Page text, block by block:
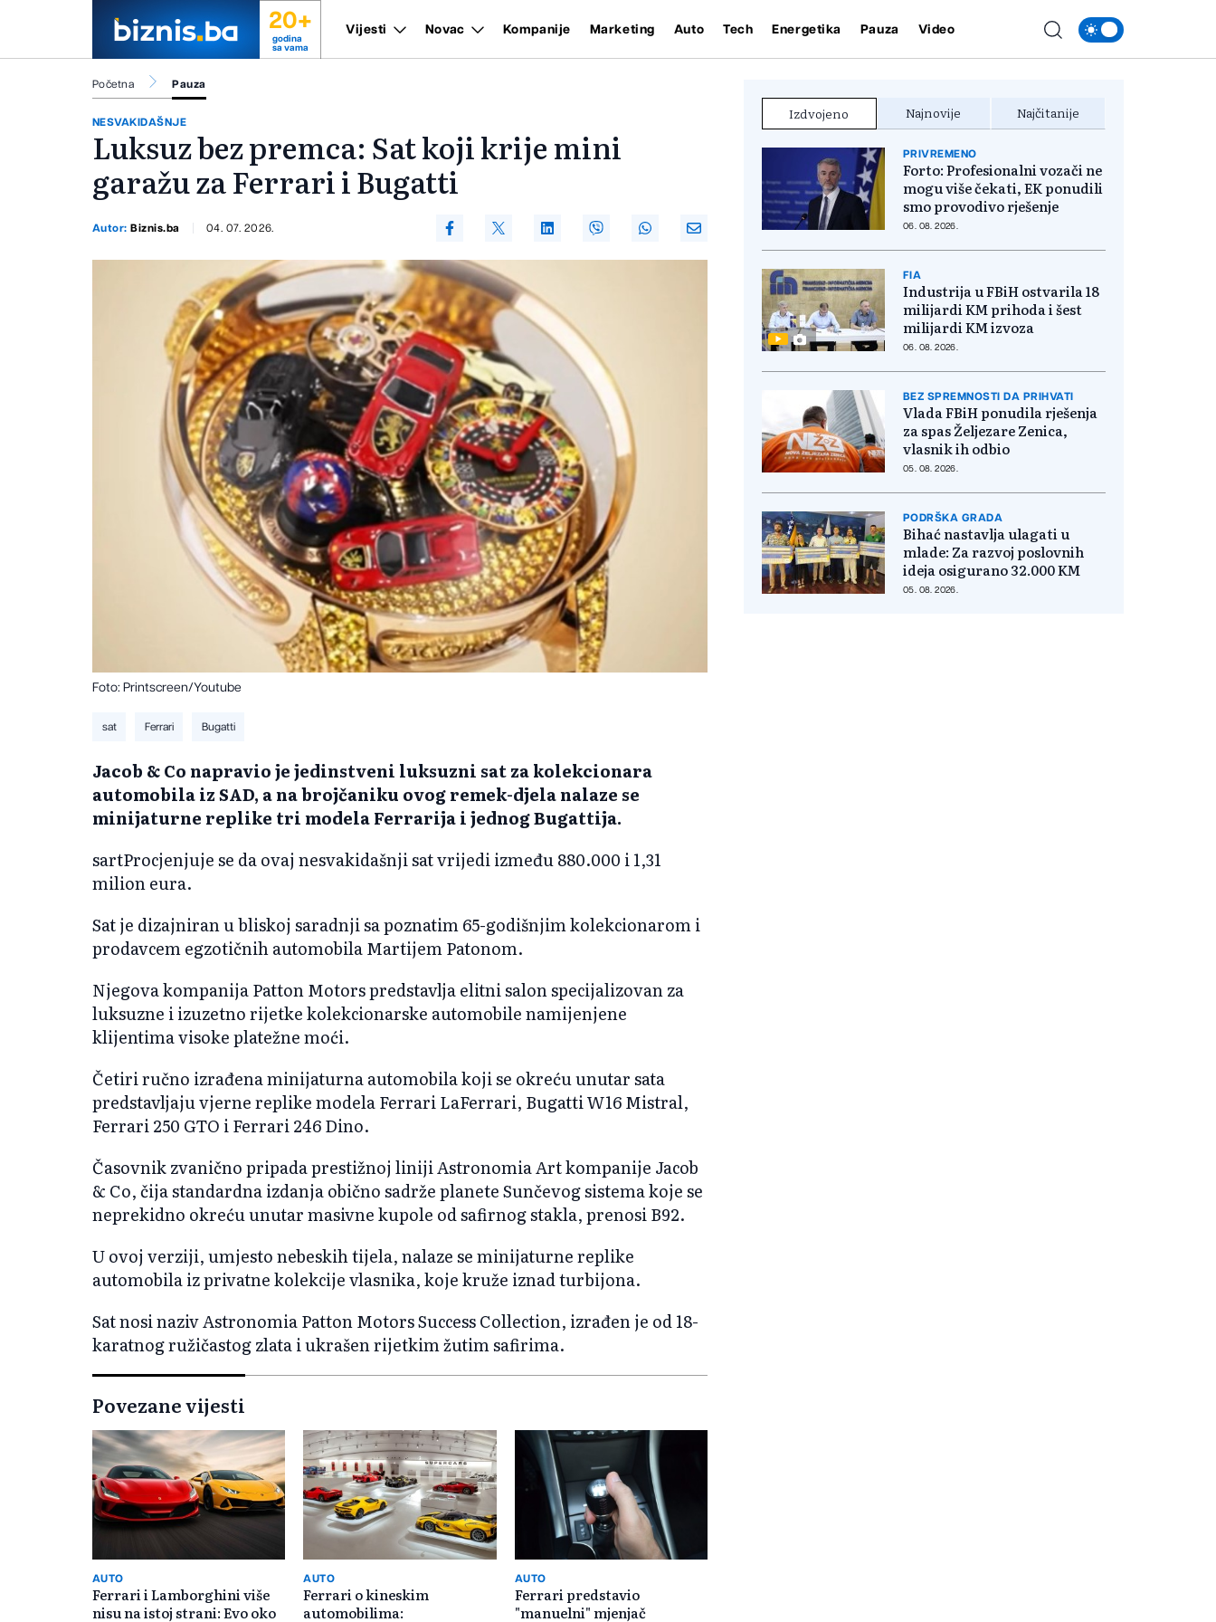
20+
godina
sa vama
Vijesti Novac Kompanije Marketing Auto Tech Energetika Pauza Video
Početna Pauza
NESVAKIDAŠNJE
Luksuz bez premca: Sat koji krije mini
garažu za Ferrari i Bugatti
Autor:Biznis.ba 04. 07. 2026.
Foto: Printscreen/Youtube
sat Ferrari Bugatti
Jacob & Co napravio je jedinstveni luksuzni sat za kolekcionara
automobila iz SAD, a na brojčaniku ovog remek-djela nalaze se
minijaturne replike tri modela Ferrarija i jednog Bugattija.
sartProcjenjuje se da ovaj nesvakidašnji sat vrijedi između 880.000 i 1,31
milion eura.
Sat je dizajniran u bliskoj saradnji sa poznatim 65-godišnjim kolekcionarom i
prodavcem egzotičnih automobila Martijem Patonom.
Njegova kompanija Patton Motors predstavlja elitni salon specijalizovan za
luksuzne i izuzetno rijetke kolekcionarske automobile namijenjene
klijentima visoke platežne moći.
Četiri ručno izrađena minijaturna automobila koji se okreću unutar sata
predstavljaju vjerne replike modela Ferrari LaFerrari, Bugatti W16 Mistral,
Ferrari 250 GTO i Ferrari 246 Dino.
Časovnik zvanično pripada prestižnoj liniji Astronomia Art kompanije Jacob
& Co, čija standardna izdanja obično sadrže planete Sunčevog sistema koje se
neprekidno okreću unutar masivne kupole od safirnog stakla, prenosi B92.
U ovoj verziji, umjesto nebeskih tijela, nalaze se minijaturne replike
automobila iz privatne kolekcije vlasnika, koje kruže iznad turbijona.
Sat nosi naziv Astronomia Patton Motors Success Collection, izrađen je od 18-
karatnog ružičastog zlata i ukrašen rijetkim žutim safirima.
Povezane vijesti
AUTO
Ferrari i Lamborghini više
nisu na istoj strani: Evo oko
AUTO
Ferrari o kineskim
automobilima:
AUTO
Ferrari predstavio
"manuelni" mjenjač
Izdvojeno Najnovije Najčitanije
PRIVREMENO
Forto: Profesionalni vozači ne
mogu više čekati, EK ponudili
smo provodivo rješenje
06. 08. 2026.
FIA
Industrija u FBiH ostvarila 18
milijardi KM prihoda i šest
milijardi KM izvoza
06. 08. 2026.
BEZ SPREMNOSTI DA PRIHVATI
Vlada FBiH ponudila rješenja
za spas Željezare Zenica,
vlasnik ih odbio
05. 08. 2026.
PODRŠKA GRADA
Bihać nastavlja ulagati u
mlade: Za razvoj poslovnih
ideja osigurano 32.000 KM
05. 08. 2026.